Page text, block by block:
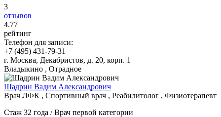
3
отзывов
4.77
рейтинг
Телефон для записи:
+7 (495) 431-79-31
г. Москва, Декабристов, д. 20, корп. 1
Владыкино , Отрадное
Шадрин Вадим Александрович
Врач ЛФК , Спортивный врач , Реабилитолог , Физиотерапевт
Стаж 32 года / Врач первой категории